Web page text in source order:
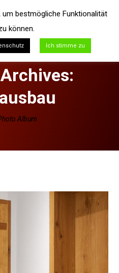
sich hier:
Album
bestmögliche Funktionalität
können.
Ich stimme zu